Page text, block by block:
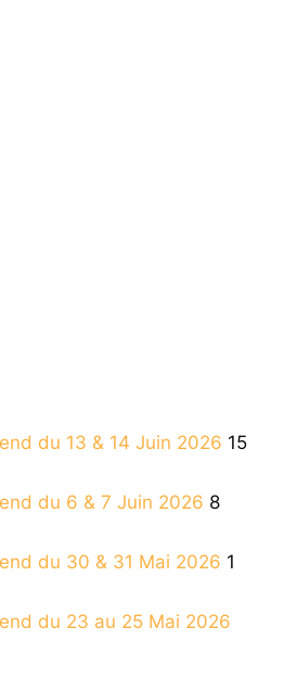
du 13 & 14 Juin 2026 15
du 6 & 7 Juin 2026 8
du 30 & 31 Mai 2026 1
du 23 au 25 Mai 2026